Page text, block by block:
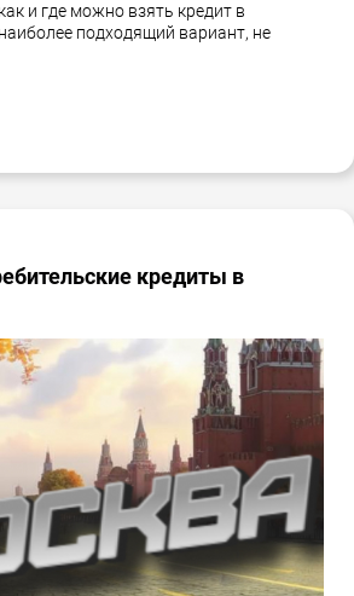
и где можно взять кредит в
подходящий вариант, не
кредиты в